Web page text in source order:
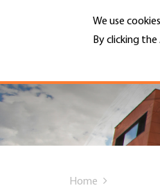
We use
By clicking
PORTRAIT
DIENSTLEISTUNGEN
MENU
Home